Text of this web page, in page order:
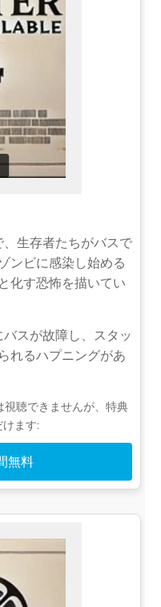
生存者たちがバスで
ンビに感染し始める
化す恐怖を描いてい
スが故障し、スタッ
れるハプニングがあ
聴できませんが、特典
ます:
無料